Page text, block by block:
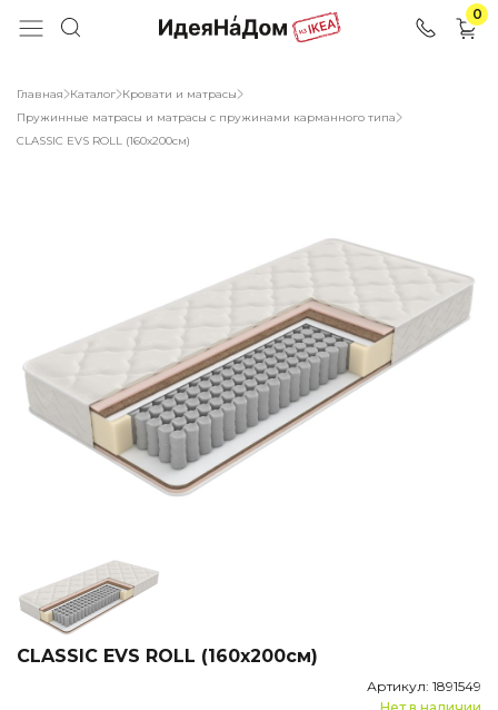
0
Главная Каталог Кровати и матрасы
Пружинные матрасы и матрасы с пружинами карманного типа
CLASSIС EVS ROLL (160х200см)
CLASSIС EVS ROLL (160х200см)
Артикул: 1891549